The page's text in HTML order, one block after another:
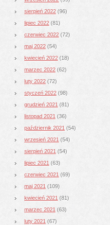
sierpień 2022 (96)
lipiec 2022 (81)
czerwiec 2022 (72)
maj 2022 (54)
kwiecień 2022 (18)
marzec 2022 (62)
luty 2022 (72)
styczeń 2022 (98)
grudzień 2021 (81)
listopad 2021 (36)
październik 2021 (54)
wrzesień 2021 (54)
sierpień 2021 (54)
lipiec 2021 (63)
czerwiec 2021 (69)
maj 2021 (109)
kwiecień 2021 (81)
marzec 2021 (63)
luty 2021 (67)